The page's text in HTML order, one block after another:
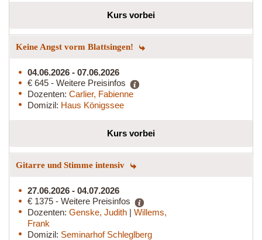
Kurs vorbei
Keine Angst vorm Blattsingen!
04.06.2026 - 07.06.2026
€ 645 - Weitere Preisinfos
Dozenten: Carlier, Fabienne
Domizil: Haus Königssee
Kurs vorbei
Gitarre und Stimme intensiv
27.06.2026 - 04.07.2026
€ 1375 - Weitere Preisinfos
Dozenten: Genske, Judith | Willems,
Frank
Domizil: Seminarhof Schleglberg